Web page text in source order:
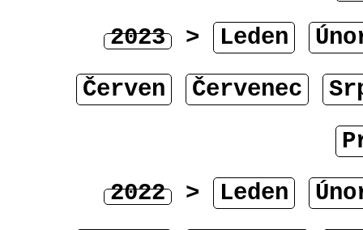
2023 > Leden
Červen
Červenec
2022 > Leden